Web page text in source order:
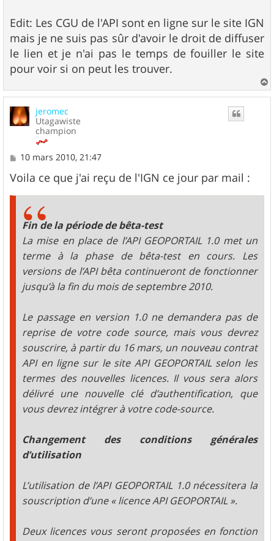
Edit: Les CGU de l'API sont en ligne sur le site IGN
mais je ne suis pas sûr d'avoir le droit de diffuser
le lien et je n'ai pas le temps de fouiller le site
pour voir si on peut les trouver.
a
jeromec
Utagawiste
champion
M
s
s
a
10 mars 2010, 21:47
Voila ce que j'ai reçu de l'IGN ce jour par mail :
Fin de la période de bêta-test
La mise en place de l’API GEOPORTAIL 1.0 met un
terme à la phase de bêta-test en cours. Les
versions de l’API bêta continueront de fonctionner
jusqu’à la fin du mois de septembre 2010.
Le passage en version 1.0 ne demandera pas de
reprise de votre code source, mais vous devrez
souscrire, à partir du 16 mars, un nouveau contrat
API en ligne sur le site API GEOPORTAIL selon les
termes des nouvelles licences. Il vous sera alors
délivré une nouvelle clé d’authentification, que
vous devrez intégrer à votre code-source.
Changement des conditions générales
d’utilisation
L’utilisation de l’API GEOPORTAIL 1.0 nécessitera la
souscription d’une « licence API GEOPORTAIL ».
Deux licences vous seront proposées en fonction